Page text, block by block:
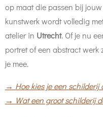
op maat die passen bij
kunstwerk wordt volledig
atelier in Utrecht. Of je nu
portret of een abstract werk
je mee.
→ Hoe kies je een schilderij
→ Wat een groot schilderij